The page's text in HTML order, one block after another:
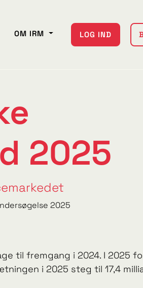
OM IRM LOG IND
2025
2025
til fremgang i 2024. I 2025
i 2025 steg til 17,4